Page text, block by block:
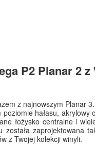
P2 Planar 2 z
z najnowszym Planar
hałasu, akrylowy
łożysko centralne i
zaprojektowana
z Twojej kolekcji winyli.